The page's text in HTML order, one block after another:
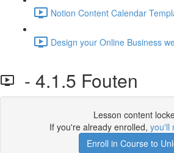
Notion Content Calendar
Design your Online Business
- 4.1.5 Fouten
Lesson content
If you're already enrolled, you'll
Enroll in Course to